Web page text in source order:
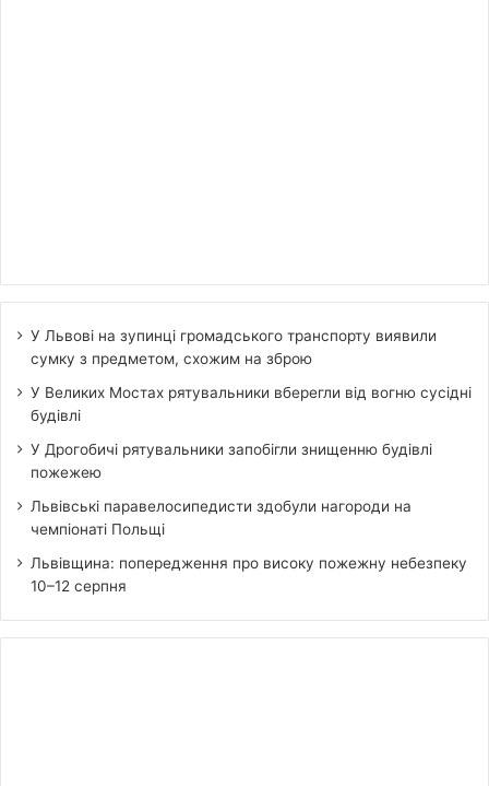
У Львові на зупинці громадського транспорту виявили
сумку з предметом, схожим на зброю
У Великих Мостах рятувальники вберегли від вогню сусідні
будівлі
У Дрогобичі рятувальники запобігли знищенню будівлі
пожежею
Львівські паравелосипедисти здобули нагороди на
чемпіонаті Польщі
Львівщина: попередження про високу пожежну небезпеку
10–12 серпня